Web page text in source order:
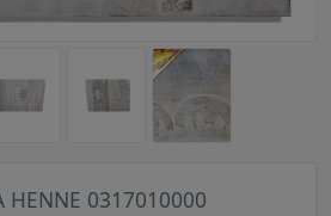
HENNE 0317010000